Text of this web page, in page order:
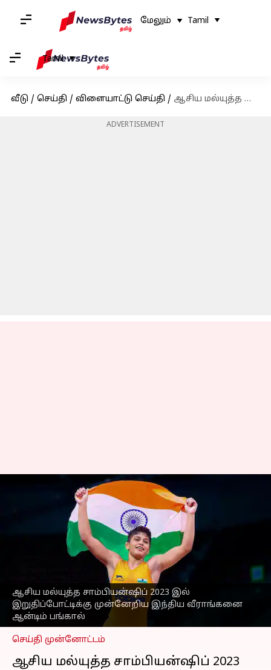
மேலும் Tamil
Tamil
வீடு / செய்தி / விளையாட்டு செய்தி / ஆசிய மல்யுத்த சாம்பியன்ஷிப் 2023 : இறுதிப்போட்டிக்கு முன்னேறிய இந்திய வீராங்கனை ஆன்டிம் பங்கால்
ADVERTISEMENT
ஆசிய மல்யுத்த சாம்பியன்ஷிப் 2023 இல்
இறுதிப்போட்டிக்கு முன்னேறிய இந்திய வீராங்கனை
ஆன்டிம் பங்கால்
ஆசிய மல்யுத்த
சாம்பியன்ஷிப் 2023 :
இறுதிப்போட்டிக்கு
முன்னேறிய இந்திய
வீராங்கனை ஆன்டிம்
எழுதியவர் Sekar Chinnappan Apr 12, 2023 06:45 pm
செய்தி முன்னோட்டம்
ஆசிய மல்யுத்த சாம்பியன்ஷிப் 2023